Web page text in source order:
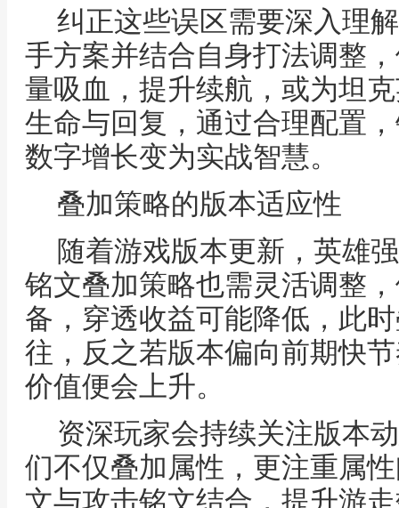
纠正这些误区需要深入理
手方案并结合自身打法调整
量吸血，提升续航，或为坦
生命与回复，通过合理配置
数字增长变为实战智慧。
叠加策略的版本适应性
随着游戏版本更新，英雄
铭文叠加策略也需灵活调整
备，穿透收益可能降低，此
往，反之若版本偏向前期快
价值便会上升。
资深玩家会持续关注版本
们不仅叠加属性，更注重属
文与攻击铭文结合，提升游